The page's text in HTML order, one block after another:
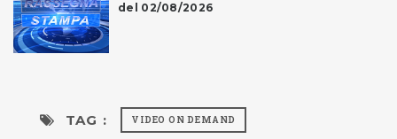
del 02/08/2026
TAG : VIDEO ON DEMAND